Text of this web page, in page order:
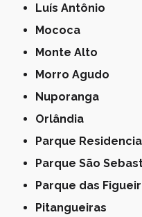
Luís Antônio
Mococa
Monte Alto
Morro Agudo
Nuporanga
Orlândia
Parque
Parque São
Parque das
Pitangueiras